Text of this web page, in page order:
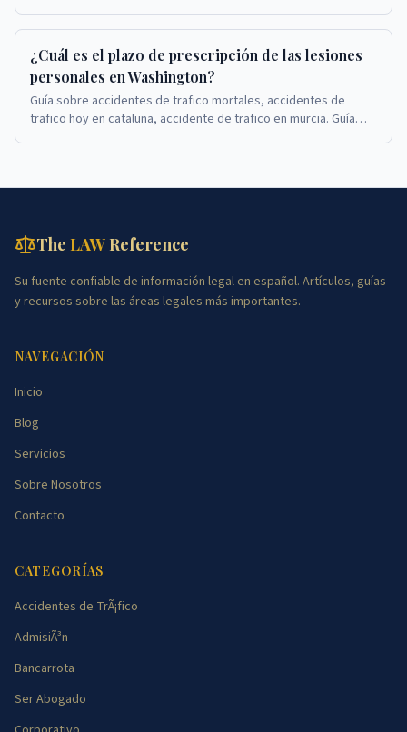
¿Cuál es el plazo de prescripción de las lesiones
personales en Washington?
Guía sobre accidentes de trafico mortales, accidentes de
trafico hoy en cataluna, accidente de trafico en murcia. Guía
The LAWReference
Su fuente confiable de información legal en español. Artículos, guías
y recursos sobre las áreas legales más importantes.
NAVEGACIÓN
Inicio
Blog
Servicios
Sobre Nosotros
Contacto
CATEGORÍAS
Accidentes de TrÃ¡fico
AdmisiÃ³n
Bancarrota
Ser Abogado